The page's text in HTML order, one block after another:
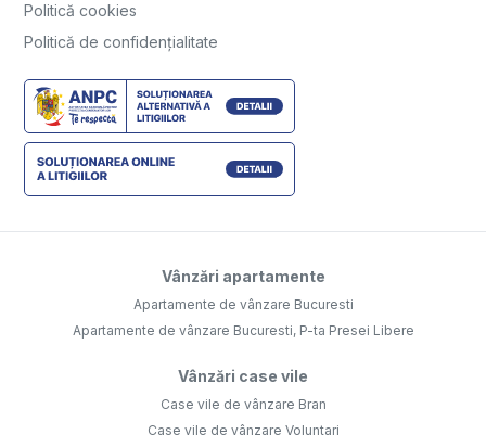
Politică cookies
Politică de confidențialitate
Vânzări apartamente
Apartamente de vânzare Bucuresti
Apartamente de vânzare Bucuresti, P-ta Presei Libere
Vânzări case vile
Case vile de vânzare Bran
Case vile de vânzare Voluntari